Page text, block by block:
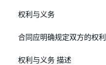
权利与义务
合同应明确规定双方的权
权利与义务 描述